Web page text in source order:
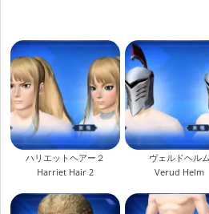
ハリエットヘアー２
Harriet Hair 2
ヴェルドヘルム
Verud Helm